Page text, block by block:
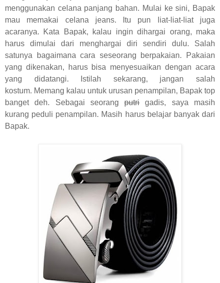
menggunakan celana panjang bahan. Mulai ke sini, Bapak
mau memakai celana jeans. Itu pun liat-liat-liat juga
acaranya. Kata Bapak, kalau ingin dihargai orang, maka
harus dimulai dari menghargai diri sendiri dulu. Salah
satunya bagaimana cara seseorang berpakaian. Pakaian
yang dikenakan, harus bisa menyesuaikan dengan acara
yang didatangi. Istilah sekarang, jangan salah
kostum. Memang kalau untuk urusan penampilan, Bapak top
banget deh. Sebagai seorangputrigadis, saya masih
kurang peduli penampilan. Masih harus belajar banyak dari
Bapak.